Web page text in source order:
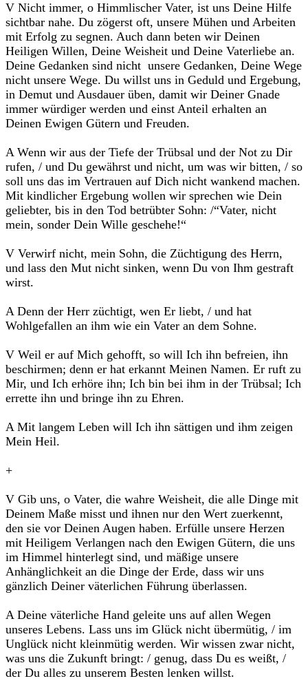
V Nicht immer, o Himmlischer Vater, ist uns Deine Hilfe
sichtbar nahe. Du zögerst oft, unsere Mühen und Arbeiten
mit Erfolg zu segnen. Auch dann beten wir Deinen
Heiligen Willen, Deine Weisheit und Deine Vaterliebe an.
Deine Gedanken sind nicht unsere Gedanken, Deine Wege
nicht unsere Wege. Du willst uns in Geduld und Ergebung,
in Demut und Ausdauer üben, damit wir Deiner Gnade
immer würdiger werden und einst Anteil erhalten an
Deinen Ewigen Gütern und Freuden.
A Wenn wir aus der Tiefe der Trübsal und der Not zu Dir
rufen, / und Du gewährst und nicht, um was wir bitten, / so
soll uns das im Vertrauen auf Dich nicht wankend machen.
Mit kindlicher Ergebung wollen wir sprechen wie Dein
geliebter, bis in den Tod betrübter Sohn: /“Vater, nicht
mein, sonder Dein Wille geschehe!“
V Verwirf nicht, mein Sohn, die Züchtigung des Herrn,
und lass den Mut nicht sinken, wenn Du von Ihm gestraft
wirst.
A Denn der Herr züchtigt, wen Er liebt, / und hat
Wohlgefallen an ihm wie ein Vater an dem Sohne.
V Weil er auf Mich gehofft, so will Ich ihn befreien, ihn
beschirmen; denn er hat erkannt Meinen Namen. Er ruft zu
Mir, und Ich erhöre ihn; Ich bin bei ihm in der Trübsal; Ich
errette ihn und bringe ihn zu Ehren.
A Mit langem Leben will Ich ihn sättigen und ihm zeigen
Mein Heil.
+
V Gib uns, o Vater, die wahre Weisheit, die alle Dinge mit
Deinem Maße misst und ihnen nur den Wert zuerkennt,
den sie vor Deinen Augen haben. Erfülle unsere Herzen
mit Heiligem Verlangen nach den Ewigen Gütern, die uns
im Himmel hinterlegt sind, und mäßige unsere
Anhänglichkeit an die Dinge der Erde, dass wir uns
gänzlich Deiner väterlichen Führung überlassen.
A Deine väterliche Hand geleite uns auf allen Wegen
unseres Lebens. Lass uns im Glück nicht übermütig, / im
Unglück nicht kleinmütig werden. Wir wissen zwar nicht,
was uns die Zukunft bringt: / genug, dass Du es weißt, /
der Du alles zu unserem Besten lenken willst.